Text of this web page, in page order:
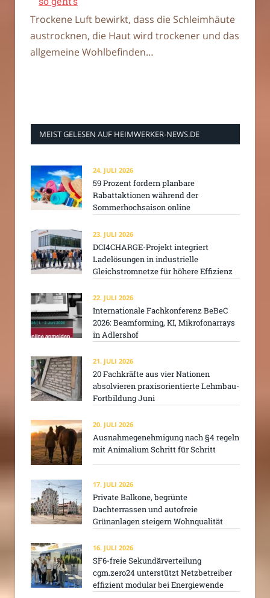
Trockene Luft bewirkt, dass die Schleimhäute
austrocknen, die Haut wird trockener und das
allgemeine Wohlbefinden…
MEIST GELESEN AUF HEIMWERKER-NEWS.DE
24. JULI 2026
59 Prozent fordern planbare
Rabattaktionen während der
Sommerhochsaison online
23. JULI 2026
DCI4CHARGE-Projekt integriert
Ladelösungen in industrielle
Gleichstromnetze für höhere Effizienz
22. JULI 2026
Internationale Fachkonferenz BeBeC
2026: Beamforming, KI, Mikrofonarrays
in Adlershof
21. JULI 2026
20 Fachkräfte aus vier Nationen
absolvieren praxisorientierte Lehmbau-
Fortbildung Juni
20. JULI 2026
Ausnahmegenehmigung nach §4 regeln
mit Animalium Schritt für Schritt
17. JULI 2026
Private Balkone, begrünte
Dachterrassen und autofreie
Grünanlagen steigern Wohnqualität
16. JULI 2026
SF6-freie Sekundärverteilung
cgm.zero24 unterstützt Netzbetreiber
effizient modular bei Energiewende